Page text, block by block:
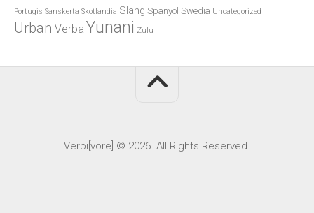
Portugis Sanskerta Skotlandia Slang Spanyol Swedia Uncategorized
Urban Verba Yunani Zulu
Verbi[vore] © 2026. All Rights Reserved.